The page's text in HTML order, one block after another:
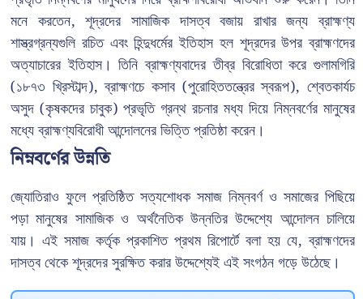
মনে করতেন, শূদ্রদের সামাজিক দাসত্ব বজায় রাখার জন্য ব্রাহ্মণ্য
শাস্ত্রগ্রন্যগুলি রচিত এবং হিন্দুধর্মের ইতিহাস হল শূদ্রদের উপর ব্রাহ্মণদের
অত্যাচারের ইতিহাস। তিনি ব্রাহ্মণ্যবাদের তীব্র বিরোধিতা করে গুলামগিরি
(১৮৭৩ খ্রিস্টাব্দ), ব্রাহ্মণচে কসাব (পুরোহিততন্ত্রের স্বরূপ), শ্বেতকার্যচ
অসুদ (কৃষকদের চাবুক) প্রভৃতি গ্রন্থ রচনার মধ্য দিয়ে নিম্নবর্ণের মানুষের
মধ্যে ব্রাহ্মণ্যবিরোধী আন্দোলনের ভিত্তি প্রতিষ্ঠা করেন।
নিম্নবর্ণের উন্নতি
জ্যোতিরাও ফুলে প্রতিষ্ঠিত সত্যশোধক সমাজ নিম্নবর্ণ ও সমাজের পিছিয়ে
পড়া মানুষের সামাজিক ও অর্থনৈতিক উন্নতির উদ্দেশ্যে আন্দোলন চালিয়ে
যায়। এই সমাজ কর্তৃক প্রকাশিত প্রথম রিপোর্টে বলা হয় যে, ব্রাহ্মণদের
দাসত্ব থেকে শূদ্রদের সুরক্ষিত করার উদ্দেশ্যেই এই সংগঠন গড়ে উঠেছে।